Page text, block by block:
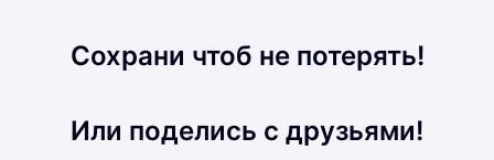
Сохрани чтоб не потерять!
Или поделись с друзьями!